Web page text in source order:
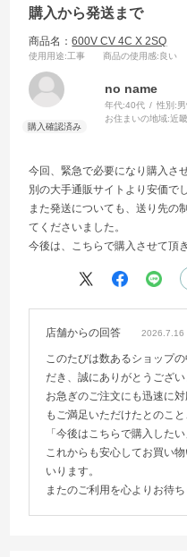
購入から発送まで
商品名：600V CV 4C X 2SQ
使用用途:工事 商品の使用感:良い
no name
年代:40代 性別:
お住まいの地域:近畿
今回、緊急で必要になり購入さ
別の大手通販サイトより安価でし
また発送についても、送り先の
てくださいました。
今後は、こちらで購入させて頂
店舗からの回答 2026.7.16
このたびは数あるショップ
だき、誠にありがとうござい
お急ぎのご注文にも迅速に
もご満足いただけたとのこと
「今後はこちらで購入した
これからも安心してお買い
いります。
またのご利用を心よりお待ち